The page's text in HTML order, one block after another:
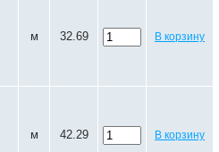
м 32.69 В корзину
м 42.29 В корзину